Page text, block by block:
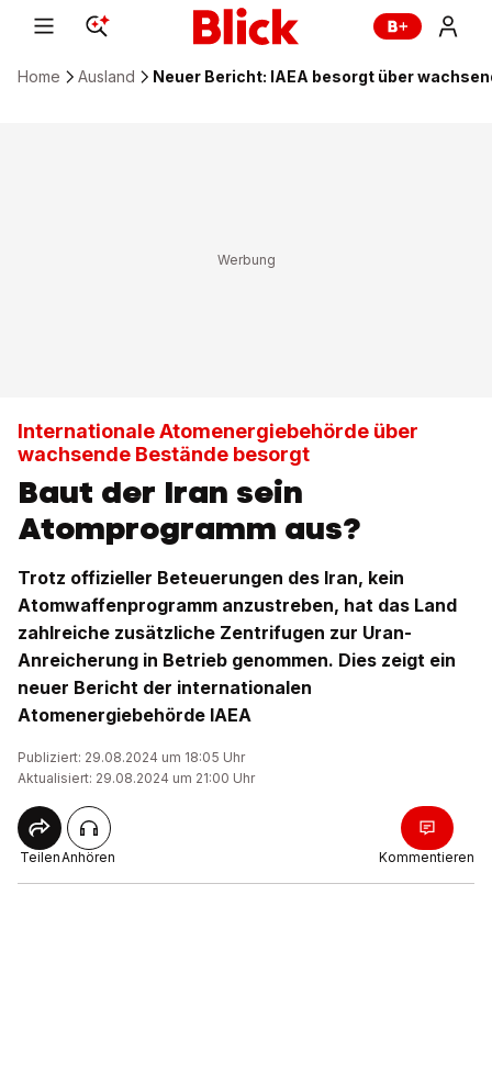
Home Ausland Neuer Bericht: IAEA besorgt über
Internationale Atomenergiebehörde über
wachsende Bestände besorgt
Baut der Iran sein
Atomprogramm aus?
Trotz offizieller Beteuerungen des Iran, kein
Atomwaffenprogramm anzustreben, hat das Land
zahlreiche zusätzliche Zentrifugen zur Uran-
Anreicherung in Betrieb genommen. Dies zeigt ein
neuer Bericht der internationalen
Atomenergiebehörde IAEA
Publiziert: 29.08.2024 um 18:05 Uhr
Aktualisiert: 29.08.2024 um 21:00 Uhr
TeilenAnhören Kommentieren